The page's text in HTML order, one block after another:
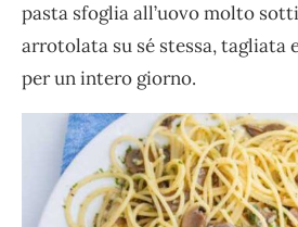
pasta sfoglia all’uovo molto
arrotolata su sé stessa, tagliata
per un intero giorno.